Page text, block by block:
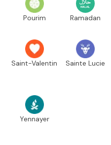
Pourim Ramadan
Saint-Valentin Sainte Lucie
Yennayer